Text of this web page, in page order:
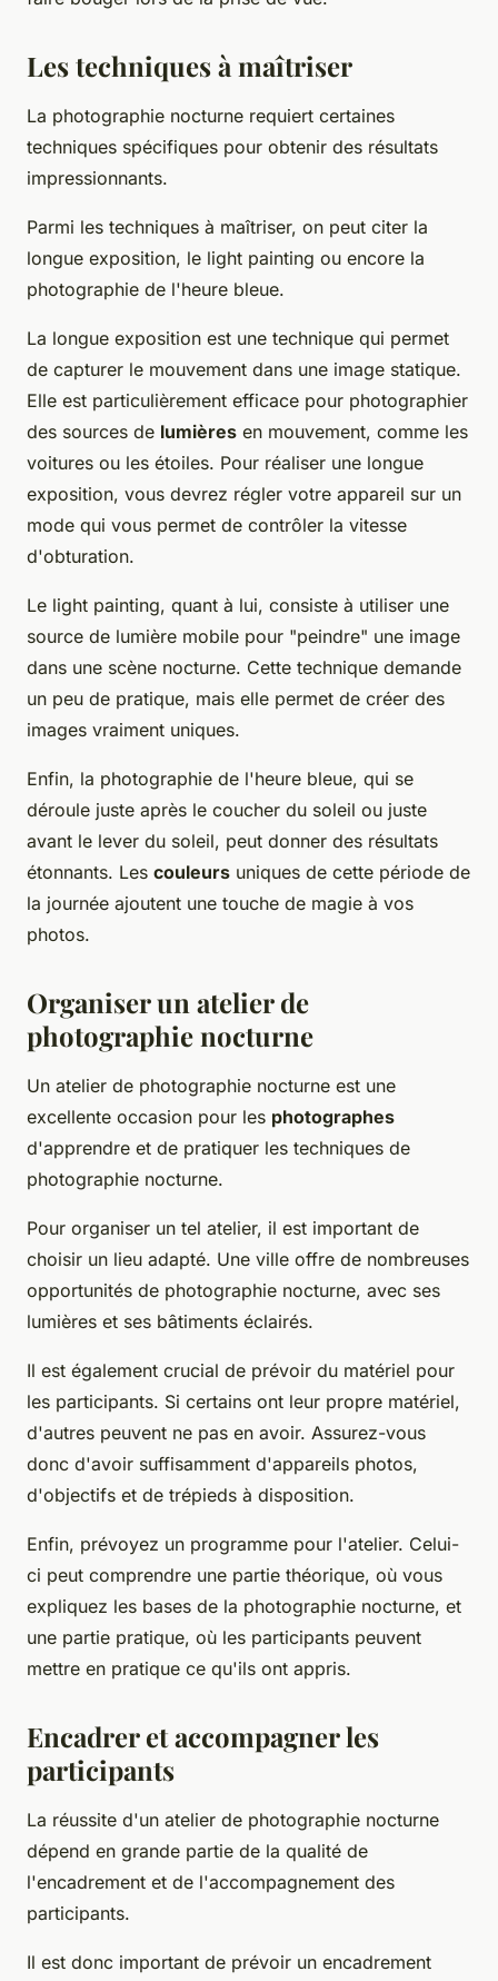
Les techniques à maîtriser
La photographie nocturne requiert certaines
techniques spécifiques pour obtenir des résultats
impressionnants.
Parmi les techniques à maîtriser, on peut citer la
longue exposition, le light painting ou encore la
photographie de l'heure bleue.
La longue exposition est une technique qui permet
de capturer le mouvement dans une image statique.
Elle est particulièrement efficace pour photographier
des sources de lumières en mouvement, comme les
voitures ou les étoiles. Pour réaliser une longue
exposition, vous devrez régler votre appareil sur un
mode qui vous permet de contrôler la vitesse
d'obturation.
Le light painting, quant à lui, consiste à utiliser une
source de lumière mobile pour "peindre" une image
dans une scène nocturne. Cette technique demande
un peu de pratique, mais elle permet de créer des
images vraiment uniques.
Enfin, la photographie de l'heure bleue, qui se
déroule juste après le coucher du soleil ou juste
avant le lever du soleil, peut donner des résultats
étonnants. Les couleurs uniques de cette période de
la journée ajoutent une touche de magie à vos
photos.
Organiser un atelier de
photographie nocturne
Un atelier de photographie nocturne est une
excellente occasion pour les photographes
d'apprendre et de pratiquer les techniques de
photographie nocturne.
Pour organiser un tel atelier, il est important de
choisir un lieu adapté. Une ville offre de nombreuses
opportunités de photographie nocturne, avec ses
lumières et ses bâtiments éclairés.
Il est également crucial de prévoir du matériel pour
les participants. Si certains ont leur propre matériel,
d'autres peuvent ne pas en avoir. Assurez-vous
donc d'avoir suffisamment d'appareils photos,
d'objectifs et de trépieds à disposition.
Enfin, prévoyez un programme pour l'atelier. Celui-
ci peut comprendre une partie théorique, où vous
expliquez les bases de la photographie nocturne, et
une partie pratique, où les participants peuvent
mettre en pratique ce qu'ils ont appris.
Encadrer et accompagner les
participants
La réussite d'un atelier de photographie nocturne
dépend en grande partie de la qualité de
l'encadrement et de l'accompagnement des
participants.
Il est donc important de prévoir un encadrement